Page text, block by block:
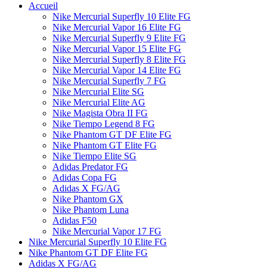
Accueil
Nike Mercurial Superfly 10 Elite FG
Nike Mercurial Vapor 16 Elite FG
Nike Mercurial Superfly 9 Elite FG
Nike Mercurial Vapor 15 Elite FG
Nike Mercurial Superfly 8 Elite FG
Nike Mercurial Vapor 14 Elite FG
Nike Mercurial Superfly 7 FG
Nike Mercurial Elite SG
Nike Mercurial Elite AG
Nike Magista Obra II FG
Nike Tiempo Legend 8 FG
Nike Phantom GT DF Elite FG
Nike Phantom GT Elite FG
Nike Tiempo Elite SG
Adidas Predator FG
Adidas Copa FG
Adidas X FG/AG
Nike Phantom GX
Nike Phantom Luna
Adidas F50
Nike Mercurial Vapor 17 FG
Nike Mercurial Superfly 10 Elite FG
Nike Phantom GT DF Elite FG
Adidas X FG/AG